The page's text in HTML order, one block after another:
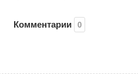
Комментарии 0